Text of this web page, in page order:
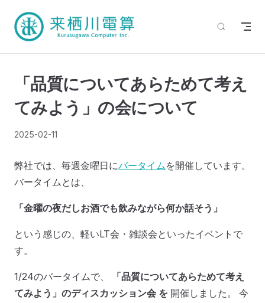
「品質についてあらためて考え
てみよう」の会について
2025-02-11
弊社では、毎週金曜日にバータイムを開催しています。
バータイムとは、
「金曜の夜だしお酒でも飲みながら何か話そう」
という感じの、軽いLT会・雑談会といったイベントで
す。
1/24のバータイムで、
「品質についてあらためて考え
てみよう」のディスカッション会 を 開催しました。 今